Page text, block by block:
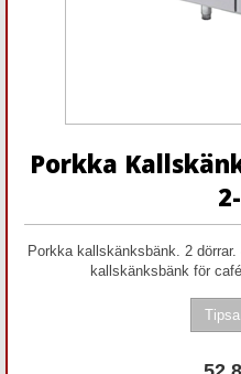
Porkka
Porkka kallskänksbänk. 2
kallskänksbänk för